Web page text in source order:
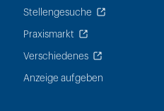
Stellengesuche
Praxismarkt
Verschiedenes
Anzeige aufgeben